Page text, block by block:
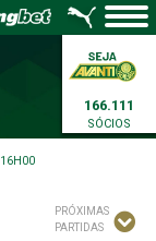
166.111
SÓCIOS
16H00
PRÓXIMAS
PARTIDAS